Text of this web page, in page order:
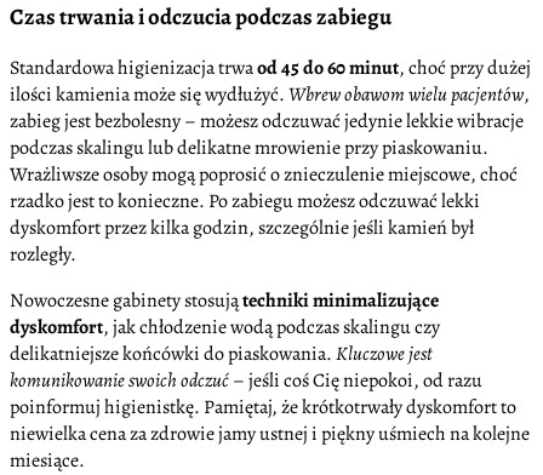
Czas trwania i odczucia podczas zabiegu
Standardowa higienizacja trwaod 45 do 60 minut, choć przy dużej
ilości kamienia może się wydłużyć.Wbrew obawom wielu pacjentów,
zabieg jest bezbolesny – możesz odczuwać jedynie lekkie wibracje
podczas skalingu lub delikatne mrowienie przy piaskowaniu.
Wrażliwsze osoby mogą poprosić o znieczulenie miejscowe, choć
rzadko jest to konieczne. Po zabiegu możesz odczuwać lekki
dyskomfort przez kilka godzin, szczególnie jeśli kamień był
rozległy.
Nowoczesne gabinety stosujątechniki minimalizujące
dyskomfort, jak chłodzenie wodą podczas skalingu czy
delikatniejsze końcówki do piaskowania.Kluczowe jest
komunikowanie swoich odczuć– jeśli coś Cię niepokoi, od razu
poinformuj higienistkę. Pamiętaj, że krótkotrwały dyskomfort to
niewielka cena za zdrowie jamy ustnej i piękny uśmiech na kolejne
miesiące.